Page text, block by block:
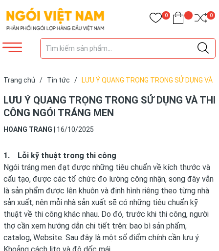
0 0
Trang chủ / Tin tức /
LƯU Ý QUANG TRỌNG TRONG SỬ DỤNG VÀ
LƯU Ý QUANG TRỌNG TRONG SỬ DỤNG VÀ THI
CÔNG NGÓI TRÁNG MEN
HOANG TRANG 16/10/2025
1. Lỗi kỹ thuật trong thi công
Ngói tráng men đạt được những tiêu chuẩn về kích thước và
cấu tạo, được các tổ chức đo lường công nhận, song đây vẫn
là sản phẩm được lên khuôn và định hình riêng theo từng nhà
sản xuất, nên mỗi nhà sản xuất sẽ có những tiêu chuẩn kỹ
thuật về thi công khác nhau. Do đó, trước khi thi công, người
thợ cần xem hướng dẫn chi tiết trên: bao bì sản phẩm,
catalog, Website. Sau đây là một số điểm chính cần lưu ý.